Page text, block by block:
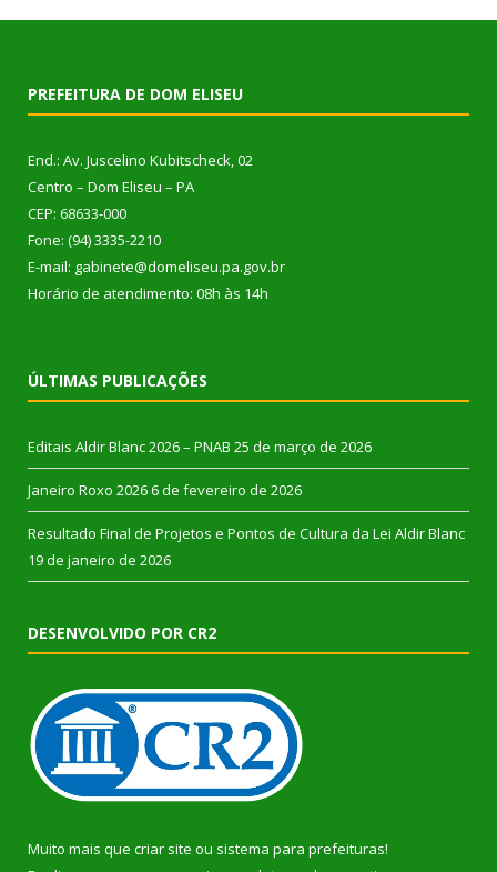
PREFEITURA DE DOM ELISEU
End.: Av. Juscelino Kubitscheck, 02
Centro – Dom Eliseu – PA
CEP: 68633-000
Fone: (94) 3335-2210
E-mail: gabinete@domeliseu.pa.gov.br
Horário de atendimento: 08h às 14h
ÚLTIMAS PUBLICAÇÕES
Editais Aldir Blanc 2026 – PNAB 25 de março de 2026
Janeiro Roxo 2026 6 de fevereiro de 2026
Resultado Final de Projetos e Pontos de Cultura da Lei Aldir Blanc
19 de janeiro de 2026
DESENVOLVIDO POR CR2
Muito mais que criar site ou sistema para prefeituras!